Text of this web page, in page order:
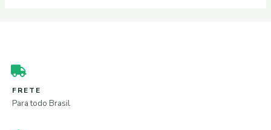
FRETE
Para todo Brasil